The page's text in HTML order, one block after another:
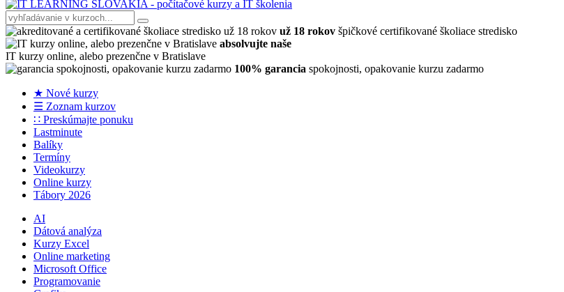
už 18 rokov špičkové certifikované školiace stredisko
absolvujte naše
IT kurzy online, alebo prezenčne v Bratislave
100% garancia spokojnosti, opakovanie kurzu zadarmo
★ Nové kurzy
☰ Zoznam kurzov
∷ Preskúmajte ponuku
Lastminute
Balíky
Termíny
Videokurzy
Online kurzy
Tábory 2026
AI
Dátová analýza
Kurzy Excel
Online marketing
Microsoft Office
Programovanie